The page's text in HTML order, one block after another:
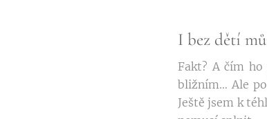
I bez dětí
Fakt? A čím
bližním… Ale
Ještě jsem k